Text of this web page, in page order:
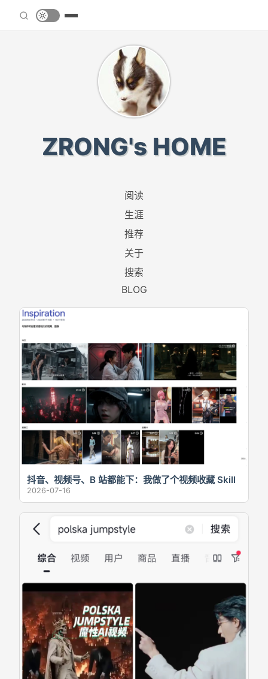
ZRONG's HOME
阅读
生涯
推荐
关于
搜索
BLOG
抖音、视频号、B 站都能下：我做了个视频收藏 Skill
2026-07-16